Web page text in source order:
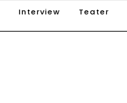
Interview Teater